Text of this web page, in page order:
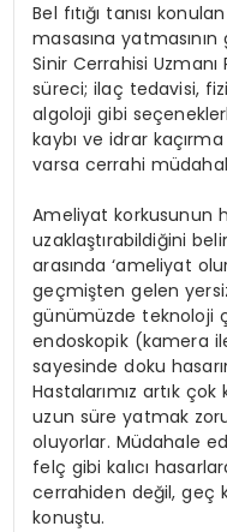
Bel fıtığı tanısı
masasına
Sinir Cerrahisi
süreci; ilaç tedavisi,
algoloji gibi
kaybı ve idrar
varsa cerrahi
Ameliyat korkusunun
uzaklaştırabildiğini
arasında ‘ameliyat
geçmişten gelen
günümüzde teknoloji
endoskopik (kamera
sayesinde doku
Hastalarımız artık
uzun süre yatmak
oluyorlar. Müdahale
felç gibi kalıcı
cerrahiden değil, geç
konuştu.